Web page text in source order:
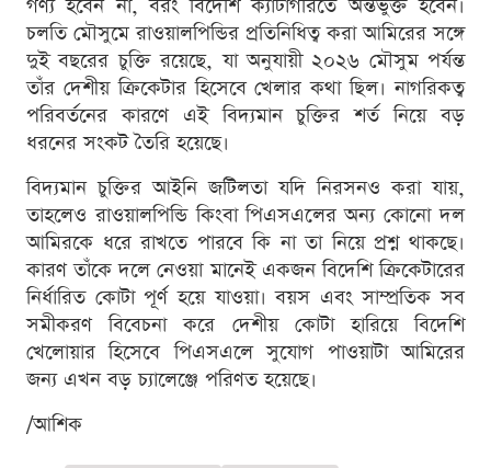
গণ্য হবেন না, বরং বিদেশি ক্যাটাগরিতে অন্তর্ভুক্ত হবেন।
চলতি মৌসুমে রাওয়ালপিন্ডির প্রতিনিধিত্ব করা আমিরের সঙ্গে
দুই বছরের চুক্তি রয়েছে, যা অনুযায়ী ২০২৬ মৌসুম পর্যন্ত
তাঁর দেশীয় ক্রিকেটার হিসেবে খেলার কথা ছিল। নাগরিকত্ব
পরিবর্তনের কারণে এই বিদ্যমান চুক্তির শর্ত নিয়ে বড়
ধরনের সংকট তৈরি হয়েছে।
বিদ্যমান চুক্তির আইনি জটিলতা যদি নিরসনও করা যায়,
তাহলেও রাওয়ালপিন্ডি কিংবা পিএসএলের অন্য কোনো দল
আমিরকে ধরে রাখতে পারবে কি না তা নিয়ে প্রশ্ন থাকছে।
কারণ তাঁকে দলে নেওয়া মানেই একজন বিদেশি ক্রিকেটারের
নির্ধারিত কোটা পূর্ণ হয়ে যাওয়া। বয়স এবং সাম্প্রতিক সব
সমীকরণ বিবেচনা করে দেশীয় কোটা হারিয়ে বিদেশি
খেলোয়ার হিসেবে পিএসএলে সুযোগ পাওয়াটা আমিরের
জন্য এখন বড় চ্যালেঞ্জে পরিণত হয়েছে।
/আশিক